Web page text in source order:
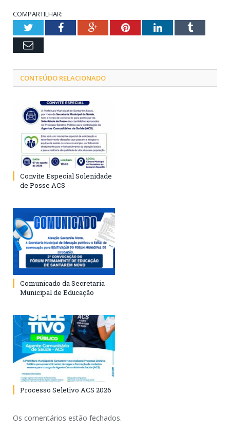
COMPARTILHAR:
TwitterFacebookGoogle+PinterestLinkedInTumblr
Email
CONTEÚDO RELACIONADO
Convite Especial Solenidade
de Posse ACS
Comunicado da Secretaria
Municipal de Educação
Processo Seletivo ACS 2026
Os comentários estão fechados.